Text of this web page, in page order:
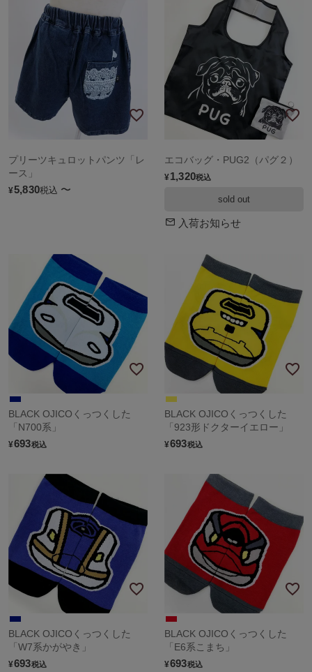
プリーツキュロットパンツ「レ
ース」
¥5,830税込 〜
エコバッグ・PUG2（パグ２）
¥1,320税込
sold out
入荷お知らせ
BLACK OJICOくっつくした
「N700系」
¥693税込
BLACK OJICOくっつくした
「923形ドクターイエロー」
¥693税込
BLACK OJICOくっつくした
「W7系かがやき」
¥693税込
BLACK OJICOくっつくした
「E6系こまち」
¥693税込